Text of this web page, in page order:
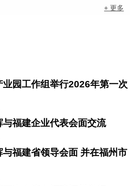
+ 更多
园工作组举行2026年第一次
福建企业代表会面交流
福建省领导会面 并在福州市